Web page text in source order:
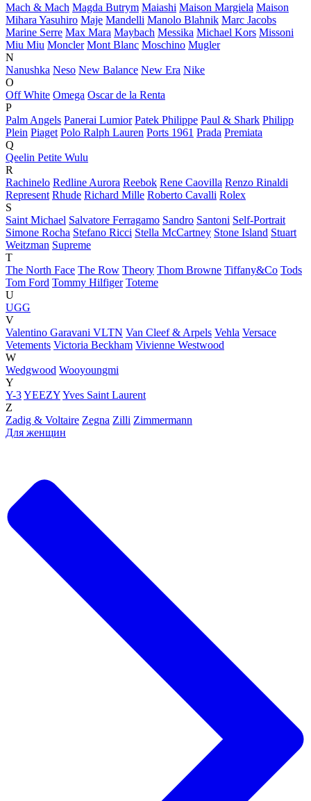
Mach & Mach Magda Butrym Maiashi Maison Margiela Maison
Mihara Yasuhiro Maje Mandelli Manolo Blahnik Marc Jacobs
Marine Serre Max Mara Maybach Messika Michael Kors Missoni
Miu Miu Moncler Mont Blanc Moschino Mugler
N
Nanushka Neso New Balance New Era Nike
O
Off White Omega Oscar de la Renta
P
Palm Angels Panerai Lumior Patek Philippe Paul & Shark Philipp
Plein Piaget Polo Ralph Lauren Ports 1961 Prada Premiata
Q
Qeelin Petite Wulu
R
Rachinelo Redline Aurora Reebok Rene Caovilla Renzo Rinaldi
Represent Rhude Richard Mille Roberto Cavalli Rolex
S
Saint Michael Salvatore Ferragamo Sandro Santoni Self-Portrait
Simone Rocha Stefano Ricci Stella McCartney Stone Island Stuart
Weitzman Supreme
T
The North Face The Row Theory Thom Browne Tiffany&Co Tods
Tom Ford Tommy Hilfiger Toteme
U
UGG
V
Valentino Garavani VLTN Van Cleef & Arpels Vehla Versace
Vetements Victoria Beckham Vivienne Westwood
W
Wedgwood Wooyoungmi
Y
Y-3YEEZYYves Saint Laurent
Z
Zadig & Voltaire Zegna Zilli Zimmermann
Для женщин